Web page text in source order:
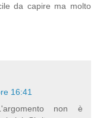
da capire ma molto
16:41
non è